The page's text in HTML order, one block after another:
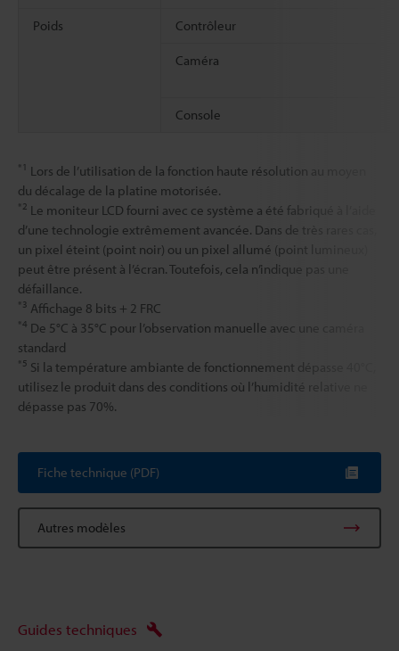
Poids Contrôleur
Caméra
Console
*1 Lors de l’utilisation de la fonction haute résolution au moyen
du décalage de la platine motorisée.
*2 Le moniteur LCD fourni avec ce système a été fabriqué à l’aide
d’une technologie extrêmement avancée. Dans de très rares cas,
un pixel éteint (point noir) ou un pixel allumé (point lumineux)
peut être présent à l’écran. Toutefois, cela n’indique pas une
défaillance.
*3 Affichage 8 bits + 2 FRC
*4 De 5°C à 35°C pour l’observation manuelle avec une caméra
standard
*5 Si la température ambiante de fonctionnement dépasse 40°C,
utilisez le produit dans des conditions où l’humidité relative ne
dépasse pas 70%.
Fiche technique (PDF)
Autres modèles
Guides techniques